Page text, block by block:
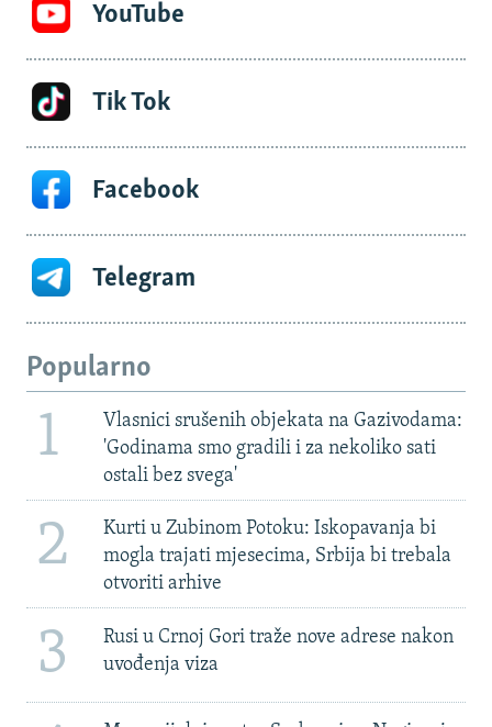
YouTube
Tik Tok
Facebook
Telegram
Popularno
1
Vlasnici srušenih objekata na Gazivodama:
'Godinama smo gradili i za nekoliko sati
ostali bez svega'
2
Kurti u Zubinom Potoku: Iskopavanja bi
mogla trajati mjesecima, Srbija bi trebala
otvoriti arhive
3
Rusi u Crnoj Gori traže nove adrese nakon
uvođenja viza